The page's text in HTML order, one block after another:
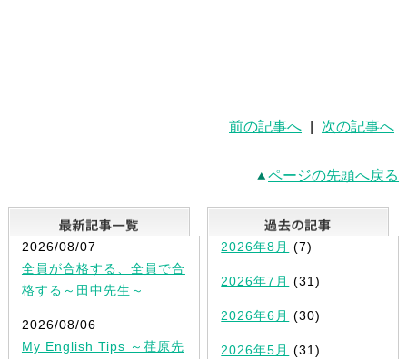
前の記事へ 次の記事へ
ページの先頭へ戻る
最新記事一覧
2026/08/07
全員が合格する、全員で合
格する～田中先生～
2026/08/06
My English Tips ～荏原先
2026年8月 (7)
2026年7月 (31)
2026年6月 (30)
2026年5月 (31)